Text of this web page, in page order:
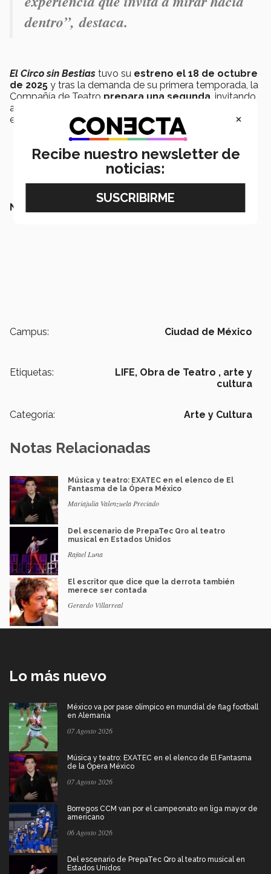
dentro”,destaca.
El Circo sin Bestias tuvo su estreno el 18 de octubre
de 2025 y tras la demanda de su primera temporada, la
Compañía de Teatro prepara una segunda , invitando
al público a mantenerse atentos y asistir para conocer
esta puesta en escena.
NO TE VAYAS SIN LEER:
Campus: Ciudad de México
Etiquetas: LIFE, Obra de Teatro , arte y
cultura
Categoría: Arte y Cultura
Notas Relacionadas
Música y teatro: EXATEC en el elenco de El
Fantasma de la Ópera México
Mariajulia Valenzuela Preciado
Del escenario de PrepaTec Qro al teatro
musical en Estados Unidos
Rafael Luna
El escritor que dice que la derrota también
merece ser contada
Gerardo Villarreal
Lo más nuevo
México va por pase olímpico en mundial de flag football
en Alemania
07 Agosto 2026
Música y teatro: EXATEC en el elenco de El Fantasma
de la Ópera México
07 Agosto 2026
Borregos CCM van por el campeonato en liga mayor de
americano
06 Agosto 2026
Del escenario de PrepaTec Qro al teatro musical en
Estados Unidos
×
Recibe nuestro newsletter de
noticias: